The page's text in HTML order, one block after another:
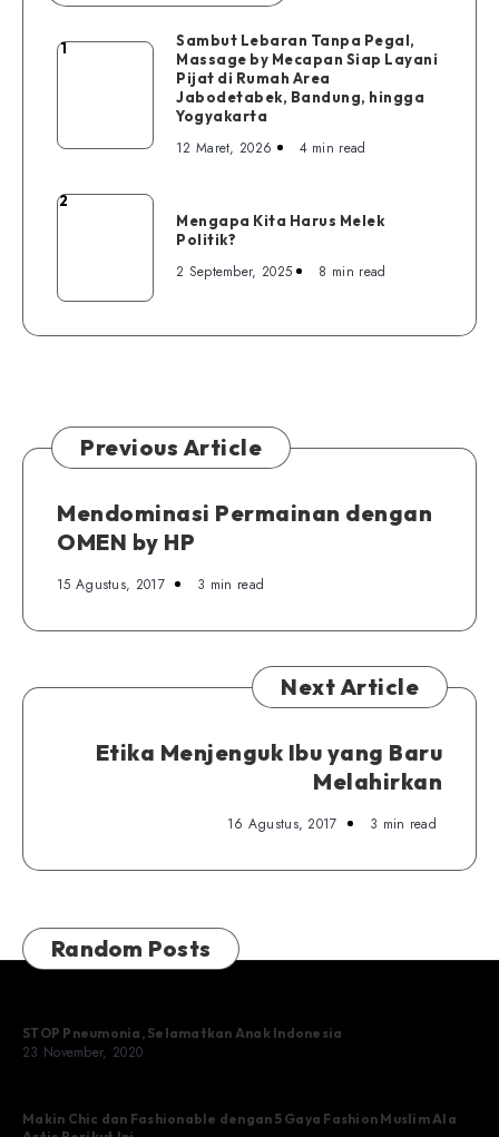
Sambut
Mecapan
Rumah
hingga
Yogyakarta
1
Sambut Lebaran Tanpa Pegal,
Massage by Mecapan Siap Layani
Pijat di Rumah Area
Jabodetabek, Bandung, hingga
Yogyakarta
12 Maret, 2026 4 min read
Mengapa
Politik?
2
Mengapa Kita Harus Melek
Politik?
2 September, 2025 8 min read
Previous Article
Mendominasi Permainan dengan
OMEN by HP
15 Agustus, 2017 3 min read
Next Article
Etika Menjenguk Ibu yang Baru
Melahirkan
16 Agustus, 2017 3 min read
Random Posts
STOP Pneumonia, Selamatkan Anak Indonesia
23 November, 2020
Makin Chic dan Fashionable dengan 5 Gaya Fashion Muslim Ala